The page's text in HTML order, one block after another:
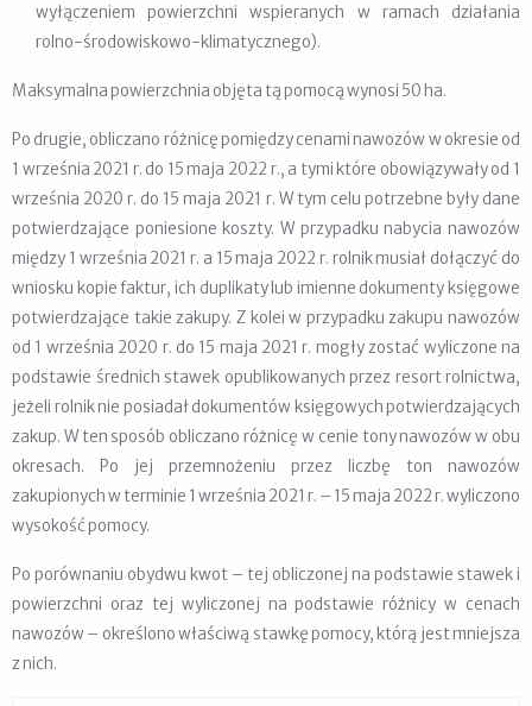
wyłączeniem powierzchni wspieranych w ramach działania
rolno-środowiskowo-klimatycznego).
Maksymalna powierzchnia objęta tą pomocą wynosi 50 ha.
Po drugie, obliczano różnicę pomiędzy cenami nawozów w okresie od
1 września 2021 r. do 15 maja 2022 r., a tymi które obowiązywały od 1
września 2020 r. do 15 maja 2021 r. W tym celu potrzebne były dane
potwierdzające poniesione koszty. W przypadku nabycia nawozów
między 1 września 2021 r. a 15 maja 2022 r. rolnik musiał dołączyć do
wniosku kopie faktur, ich duplikaty lub imienne dokumenty księgowe
potwierdzające takie zakupy. Z kolei w przypadku zakupu nawozów
od 1 września 2020 r. do 15 maja 2021 r. mogły zostać wyliczone na
podstawie średnich stawek opublikowanych przez resort rolnictwa,
jeżeli rolnik nie posiadał dokumentów księgowych potwierdzających
zakup. W ten sposób obliczano różnicę w cenie tony nawozów w obu
okresach. Po jej przemnożeniu przez liczbę ton nawozów
zakupionych w terminie 1 września 2021 r. – 15 maja 2022 r. wyliczono
wysokość pomocy.
Po porównaniu obydwu kwot – tej obliczonej na podstawie stawek i
powierzchni oraz tej wyliczonej na podstawie różnicy w cenach
nawozów – określono właściwą stawkę pomocy, którą jest mniejsza
z nich.